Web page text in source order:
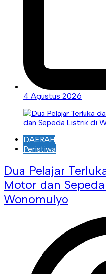
4 Agustus 2026
DAERAH
Peristiwa
Dua Pelajar
Motor dan
Wonomulyo